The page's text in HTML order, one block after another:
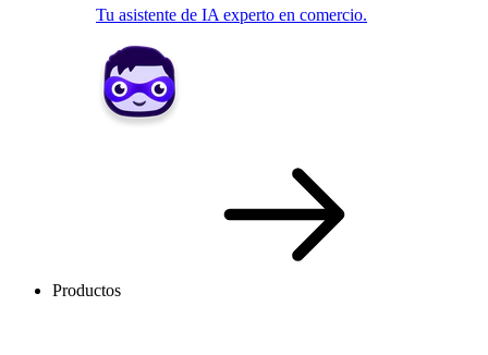
Tu asistente de IA experto en comercio.
Productos